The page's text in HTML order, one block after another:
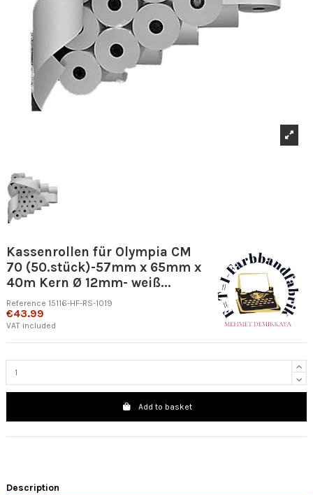
Kassenrollen für Olympia CM
70 (50.stück)-57mm x 65mm x
40m Kern Ø 12mm- weiß...
Reference 15116-HF-RS-1019
€43.99
VAT included
Add to basket
Description